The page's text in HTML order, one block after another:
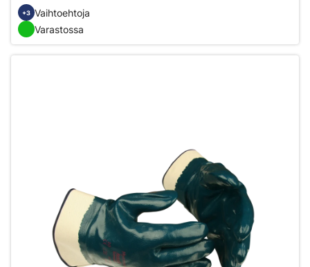
+3 Vaihtoehtoja
Varastossa